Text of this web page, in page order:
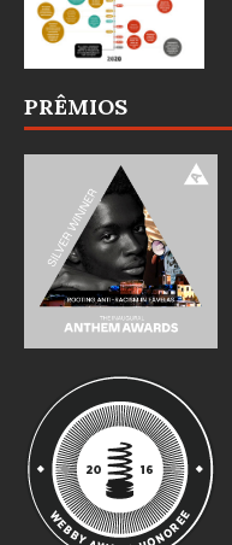
PRÊMIOS